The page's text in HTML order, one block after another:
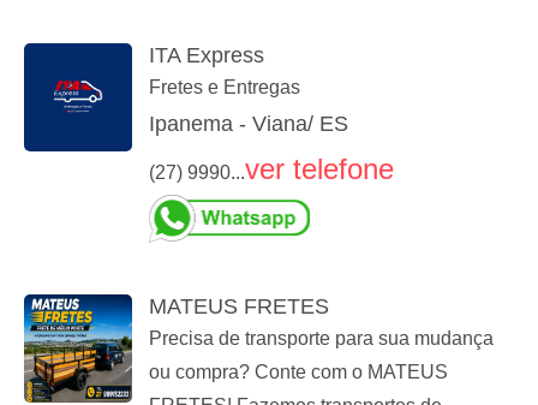
ITA Express
Fretes e Entregas
Ipanema - Viana/ ES
(27) 9990...ver telefone
MATEUS FRETES
Precisa de transporte para sua mudança
ou compra? Conte com o MATEUS